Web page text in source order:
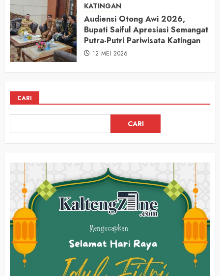
KATINGAN
Audiensi Otong Awi 2026,
Bupati Saiful Apresiasi Semangat
Putra-Putri Pariwisata Katingan
12 MEI 2026
CARI
CARI